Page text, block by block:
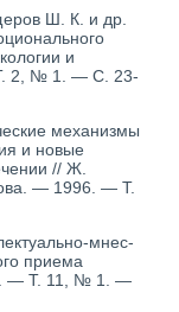
Ш. К. и др.
и
2, № 1. — С. 23-
механизмы
и новые
// Ж.
— 1996. — Т.
мнес-
приема
— Т. 11, № 1. —